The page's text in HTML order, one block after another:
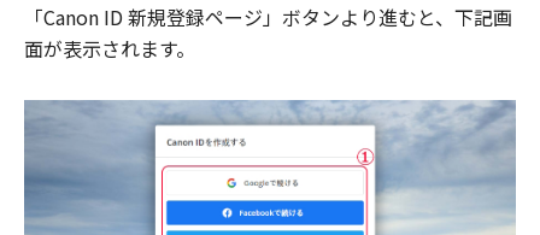
「Canon ID 新規登録ページ」ボタンより進むと、下記画
面が表示されます。